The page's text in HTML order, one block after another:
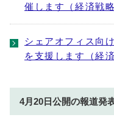
催します（経済戦略
シェアオフィス向
を支援します（経
4月20日公開の報道発